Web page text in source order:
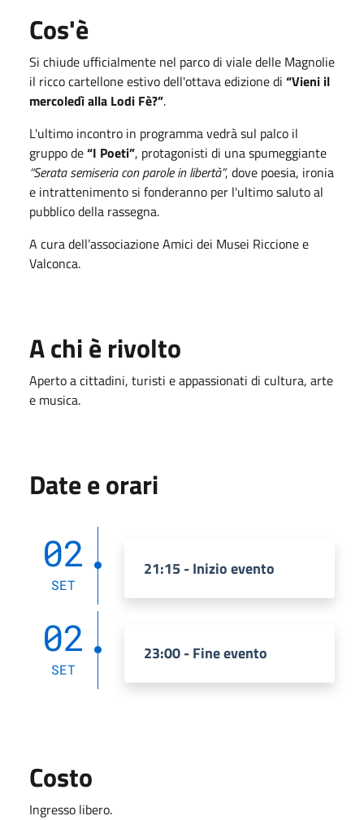
Cos'è
Si chiude ufficialmente nel parco di viale delle Magnolie
il ricco cartellone estivo dell'ottava edizione di “Vieni il
mercoledì alla Lodi Fè?”.
L'ultimo incontro in programma vedrà sul palco il
gruppo de“I Poeti”, protagonisti di una spumeggiante
“Serata semiseria con parole in libertà”, dove poesia, ironia
e intrattenimento si fonderanno per l'ultimo saluto al
pubblico della rassegna.
A cura dell’associazione Amici dei Musei Riccione e
Valconca.
A chi è rivolto
Aperto a cittadini, turisti e appassionati di cultura, arte
e musica.
Date e orari
02
SET
21:15 - Inizio evento
02
SET
23:00 - Fine evento
Costo
Ingresso libero.